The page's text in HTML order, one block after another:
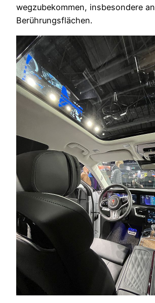
wegzubekommen, insbesondere an
Berührungsflächen.